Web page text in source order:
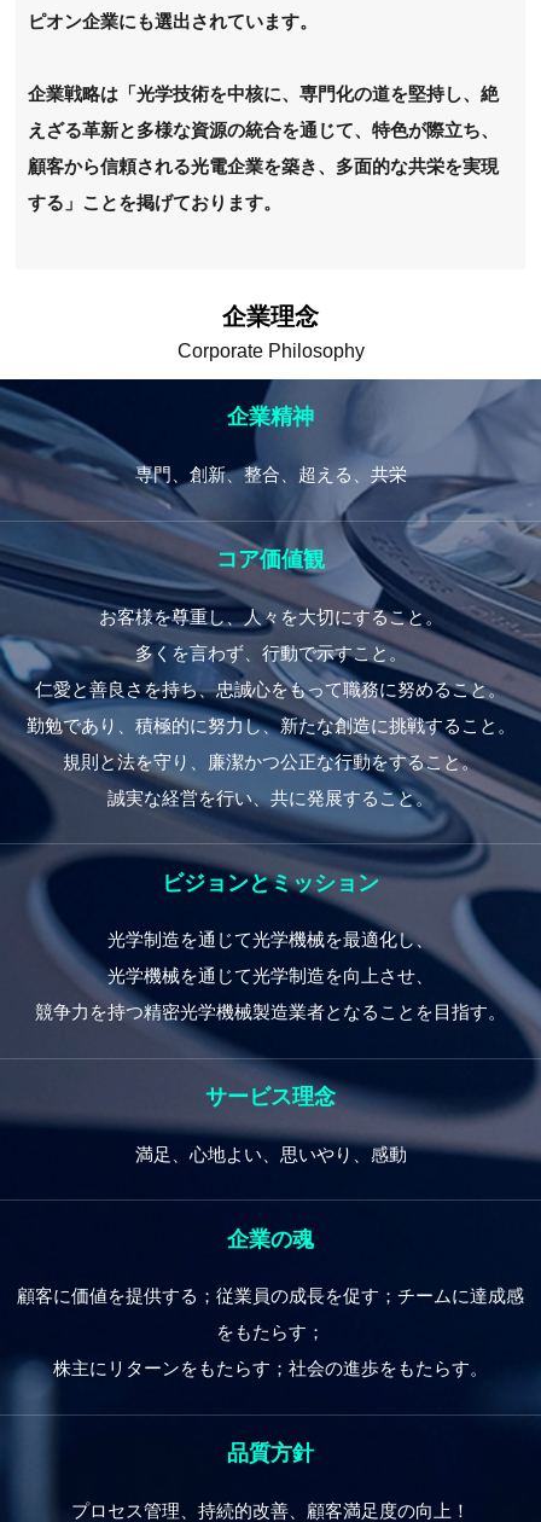
ピオン企業にも選出されています。
企業戦略は「光学技術を中核に、専門化の道を堅持し、絶
えざる革新と多様な資源の統合を通じて、特色が際立ち、
顧客から信頼される光電企業を築き、多面的な共栄を実現
する」ことを掲げております。
企業理念
Corporate Philosophy
企業精神
専門、創新、整合、超える、共栄
コア価値観
お客様を尊重し、人々を大切にすること。
多くを言わず、行動で示すこと。
仁愛と善良さを持ち、忠誠心をもって職務に努めること。
勤勉であり、積極的に努力し、新たな創造に挑戦すること。
規則と法を守り、廉潔かつ公正な行動をすること。
誠実な経営を行い、共に発展すること。
ビジョンとミッション
光学制造を通じて光学機械を最適化し、
光学機械を通じて光学制造を向上させ、
競争力を持つ精密光学機械製造業者となることを目指す。
サービス理念
満足、心地よい、思いやり、感動
企業の魂
顧客に価値を提供する；従業員の成長を促す；チームに達成感
をもたらす；
株主にリターンをもたらす；社会の進歩をもたらす。
品質方針
プロセス管理、持続的改善、顧客満足度の向上！